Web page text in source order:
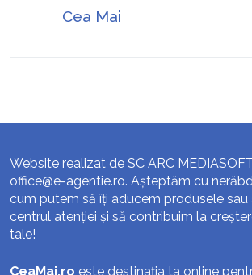
Cea Mai
Website realizat de SC ARC
office@e-agentie.ro. Așteptăm cu
cum putem să îți aducem produsele sau
centrul atenției și să contribuim la
tale!
CeaMai.ro este destinația ta online